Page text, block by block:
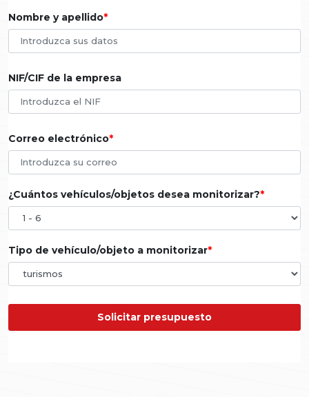
Nombre y apellido
NIF/CIF de la empresa
Correo electrónico
¿Cuántos vehículos/objetos desea monitorizar?
Tipo de vehículo/objeto a monitorizar
Solicitar presupuesto